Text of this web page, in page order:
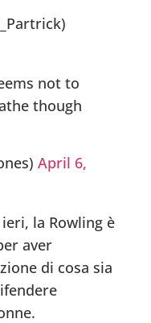
not to
though
April 6,
la Rowling è
aver
di cosa sia